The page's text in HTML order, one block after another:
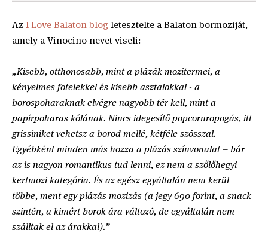
Az I Love Balaton blogletesztelte a Balaton bormoziját,
amely a Vinocino nevet viseli:
„Kisebb, otthonosabb, mint a plázák mozitermei, a
kényelmes fotelekkel és kisebb asztalokkal - a
borospoharaknak elvégre nagyobb tér kell, mint a
papírpoharas kólának. Nincs idegesítő popcornropogás, itt
grissiniket vehetsz a borod mellé, kétféle szósszal.
Egyébként minden más hozza a plázás színvonalat – bár
az is nagyon romantikus tud lenni, ez nem a szőlőhegyi
kertmozi kategória. És az egész egyáltalán nem kerül
többe, ment egy plázás mozizás (a jegy 690 forint, a snack
szintén, a kimért borok ára változó, de egyáltalán nem
szálltak el az árakkal).”